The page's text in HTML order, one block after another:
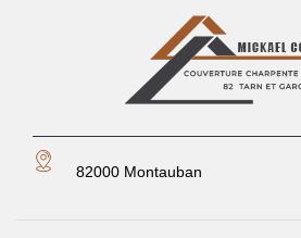
82000 Montauban